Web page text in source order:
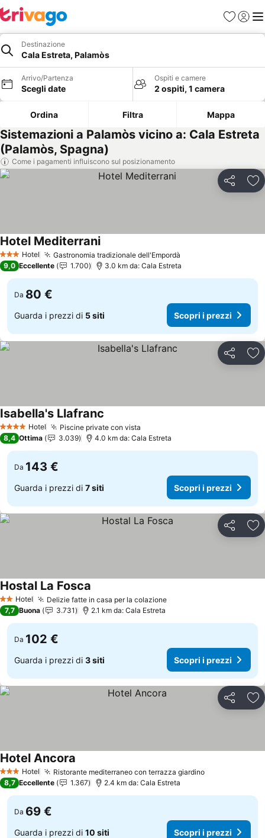
PreferitiAccedi
Destinazione
Cala Estreta, Palamòs
Arrivo/Partenza
Scegli date
Ospiti e camere
2 ospiti, 1 camera
Ordina Filtra Mappa
Sistemazioni a Palamòs vicino a: Cala Estreta
(Palamòs, Spagna)
Come i pagamenti influiscono sul posizionamento
Condividi
3 StelleHotel Gastronomia tradizionale dell'Empordà
Hotel MediterraniScopri i prezzi
9,0 Eccellente 1.700 3.0 km da: Cala Estreta
Da 80 €
Guarda i prezzi di 5 siti Scopri i prezzi
Condividi
4 Stelle Hotel Piscine private con vista
Isabella's Llafranc
8,4 Ottima 3.039 4.0 km da: Cala Estreta
Da 143 €
Guarda i prezzi di 7 siti Scopri i prezzi
Condividi
2 StelleHotel Delizie fatte in casa per la colazioneScopri i prezzi
Hostal La Fosca
7,7 Buona 3.731 2.1 km da: Cala Estreta
Da 102 €
Guarda i prezzi di 3 siti Scopri i prezzi
Condividi
3 StelleHotel Ristorante mediterraneo con terrazza giardinoScopri i
Hotel Ancora
8,7 Eccellente 1.367 2.4 km da: Cala Estreta
Da 69 €
Guarda i prezzi di 10 siti Scopri i prezzi